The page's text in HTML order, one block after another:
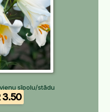
sīpolu/stādu
3.50